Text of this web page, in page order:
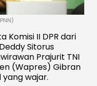
Komisi II DPR dari
Sitorus
Prajurit TNI
(Wapres) Gibran
yang wajar.